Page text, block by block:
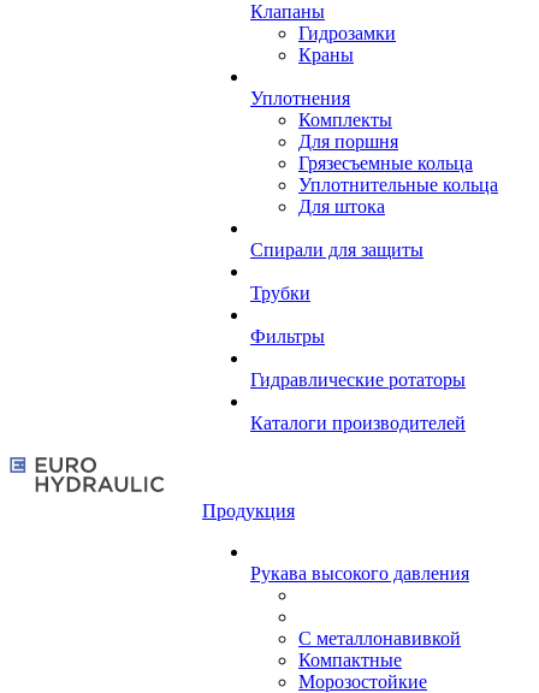
Клапаны
Гидрозамки
Краны
Уплотнения
Комплекты
Для поршня
Грязесъемные кольца
Уплотнительные кольца
Для штока
Спирали для защиты
Трубки
Фильтры
Гидравлические ротаторы
Каталоги производителей
Продукция
Рукава высокого давления
С металлонавивкой
Компактные
Морозостойкие